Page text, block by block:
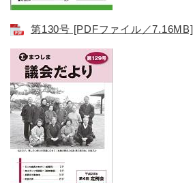
第130号​ [PDFファイル／7.16MB]